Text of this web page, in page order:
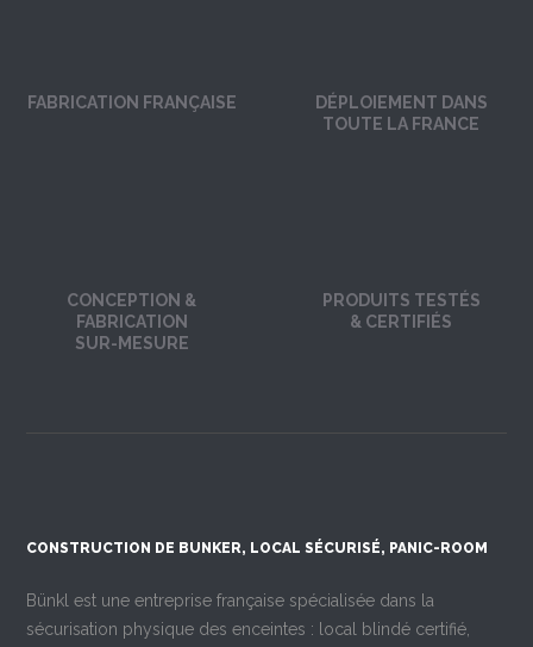
FABRICATION FRANÇAISE
DÉPLOIEMENT DANS
TOUTE LA FRANCE
CONCEPTION &
FABRICATION
SUR-MESURE
PRODUITS TESTÉS
& CERTIFIÉS
CONSTRUCTION DE BUNKER, LOCAL SÉCURISÉ, PANIC-ROOM
Bünkl est une entreprise française spécialisée dans la
sécurisation physique des enceintes : local blindé certifié,